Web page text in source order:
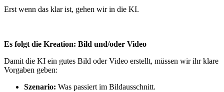
Erst wenn das klar ist, gehen wir in die KI.
Es folgt die Kreation: Bild und/oder Video
Damit die KI ein gutes Bild oder Video erstellt, müssen wir ihr klare
Vorgaben geben:
Szenario: Was passiert im Bildausschnitt.